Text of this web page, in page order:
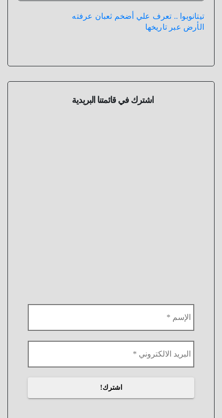
تيتانوبوا .. تعرف علي أضخم ثعبان عرفته
الأرض عبر تاريخها
اشترك في قائمتنا البريدية